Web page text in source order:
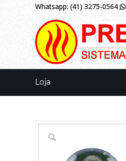
Whatsapp: (41) 3275-0564 
Loja